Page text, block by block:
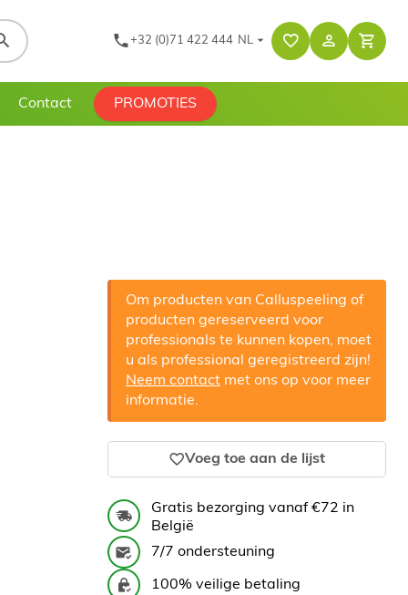
+32 (0)71 422 444 NL
Contact PROMOTIES
Om producten van Calluspeeling of
producten gereserveerd voor
professionals te kunnen kopen, moet
u als professional geregistreerd zijn!
Neem contact met ons op voor meer
informatie.
Voeg toe aan de lijst
Gratis bezorging vanaf €72 in
België
7/7 ondersteuning
100% veilige betaling